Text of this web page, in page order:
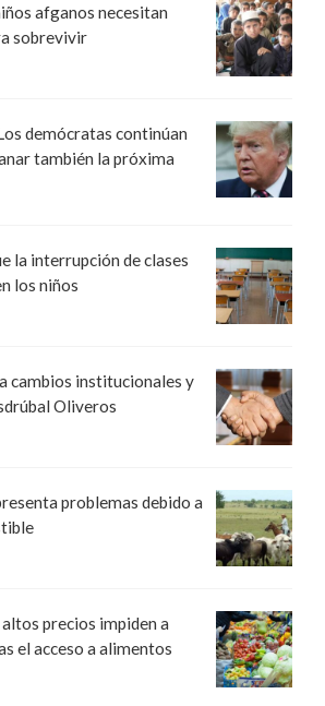
afganos necesitan
sobrevivir
demócratas continúan
también la próxima
la interrupción de clases
los niños
cambios institucionales y
Oliveros
problemas debido a
precios impiden a
el acceso a alimentos